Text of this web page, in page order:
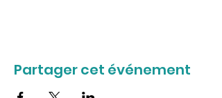
Partager cet événement